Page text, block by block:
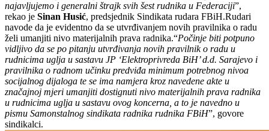
najavljujemo i generalni štrajk svih šest rudnika u Federaciji”,
rekao je Sinan Husić, predsjednik Sindikata rudara FBiH.Rudari
navode da je evidentno da se utvrđivanjem novih pravilnika o radu
želi umanjiti nivo materijalnih prava radnika.“Počinje biti potpuno
vidljivo da se po pitanju utvrđivanja novih pravilnik o radu u
rudnicima uglja u sastavu JP ‘Elektroprivreda BiH’ d.d. Sarajevo i
pravilnika o radnom učinku predviđa minimum potrebnog nivoa
socijalnog dijaloga te se ima namjera kroz navedene akte u
značajnoj mjeri umanjiti dostignuti nivo materijalnih prava radnika
u rudnicima uglja u sastavu ovog koncerna, a to je navedno u
pismu Samonstalnog sindikata radnika rudnika FBiH”, govore
sindikalci.